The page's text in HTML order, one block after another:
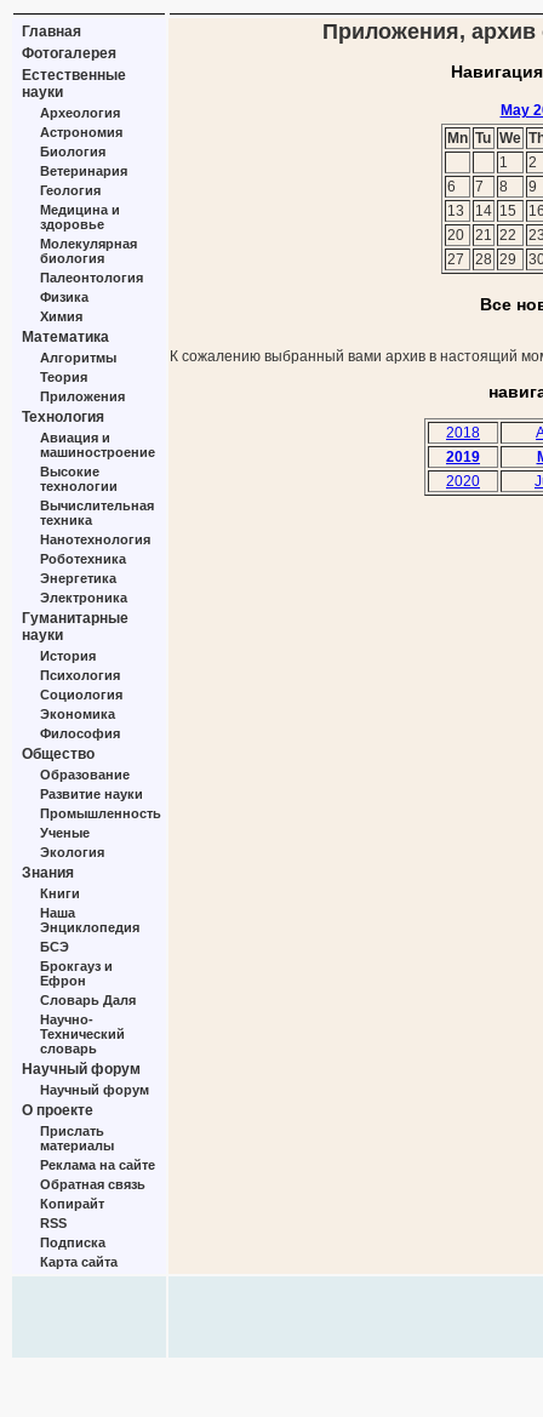
Главная
Фотогалерея
Естественные
науки
Археология
Астрономия
Биология
Ветеринария
Геология
Медицина и
здоровье
Молекулярная
биология
Палеонтология
Физика
Химия
Математика
Алгоритмы
Теория
Приложения
Технология
Авиация и
машиностроение
Высокие
технологии
Вычислительная
техника
Нанотехнология
Роботехника
Энергетика
Электроника
Гуманитарные
науки
История
Психология
Социология
Экономика
Философия
Общество
Образование
Развитие науки
Промышленность
Ученые
Экология
Знания
Книги
Наша
Энциклопедия
БСЭ
Брокгауз и
Ефрон
Словарь Даля
Научно-
Технический
словарь
Научный форум
Научный форум
О проекте
Прислать
материалы
Реклама на сайте
Обратная связь
Копирайт
RSS
Подписка
Карта сайта
Приложения, архив
May
Mn Tu We
1
2
6
7 8
9
13
14 15
20
21 22
27
28 29
Все
К сожалению выбранный вами архив в настоящий
2018
2019
2020